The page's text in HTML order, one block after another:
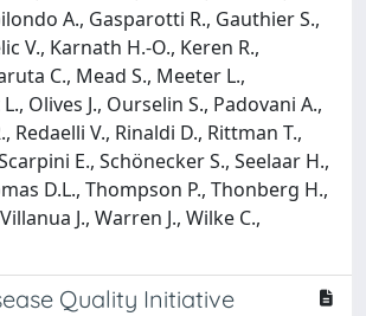
A., Gasparotti R., Gauthier S.,
V., Karnath H.-O., Keren R.,
C., Mead S., Meeter L.,
Olives J., Ourselin S., Padovani A.,
Redaelli V., Rinaldi D., Rittman T.,
E., Schönecker S., Seelaar H.,
D.L., Thompson P., Thonberg H.,
J., Warren J., Wilke C.,
Quality Initiative